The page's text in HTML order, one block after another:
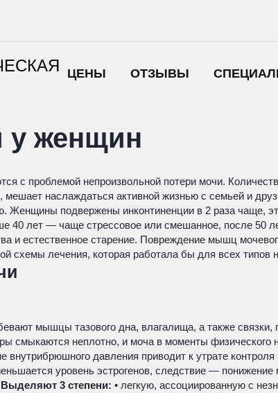
ЦЕНЫ ОТЗЫВЫ
у женщин
с проблемой непроизвольной потери мочи.
наслаждаться активной жизнью с семьей и
Женщины подвержены инконтиненции в 2 раза чаще,
40 лет — чаще стрессовое или смешанное, после 50
и естественное старение. Повреждение мышц
схемы лечения, которая работала бы для всех типов
мышцы тазового дна, влагалища, а также
смыкаются неплотно, и моча в моменты
давления приводит к утрате
уровень эстрогенов, следствие —
Выделяют 3 степени: • легкую, ассоциированную с